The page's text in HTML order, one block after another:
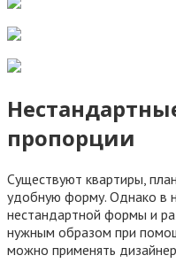
пропорции
Существуют квартиры,
удобную форму. Однако в
нестандартной формы и
нужным образом при
можно применять